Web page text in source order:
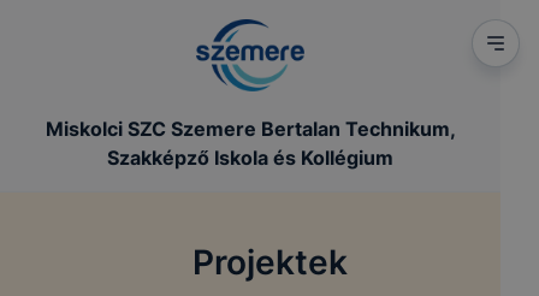
Miskolci SZC Szemere Bertalan Technikum,
Szakképző Iskola és Kollégium
Projektek